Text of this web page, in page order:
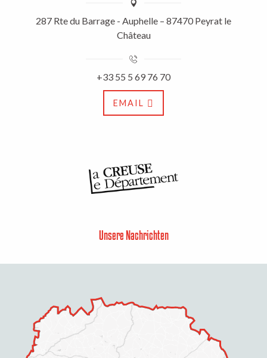
287 Rte du Barrage - Auphelle – 87470 Peyrat le
Château
+33 55 5 69 76 70
EMAIL
Unsere Nachrichten